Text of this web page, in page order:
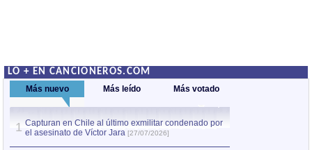
LO + EN CANCIONEROS.COM
Más nuevo Más leído Más votado
1 Capturan en Chile al último exmilitar condenado por
el asesinato de Víctor Jara [27/07/2026]